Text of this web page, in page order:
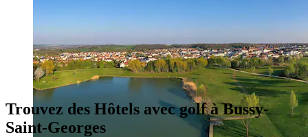
Trouvez des Hôtels avec golf à Bussy-
Saint-Georges